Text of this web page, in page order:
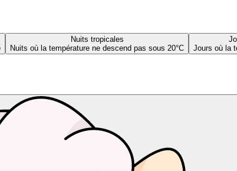
Nuits tropicales
Nuits où la température ne descend pas sous 20°C
Jours où la